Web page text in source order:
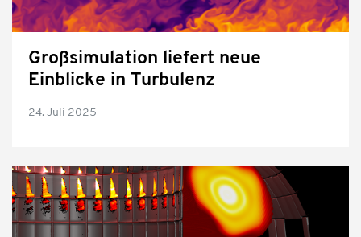
Großsimulation liefert neue
Einblicke in Turbulenz
24. Juli 2025